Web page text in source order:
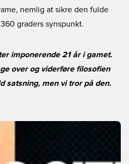
nemlig at sikre den fulde
graders synspunkt.
imponerende 21 år i gamet.
over og viderføre filosofien
satsning, men vi tror på den.